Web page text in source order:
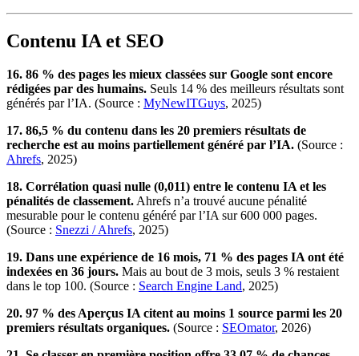
Contenu IA et SEO
16. 86 % des pages les mieux classées sur Google sont encore
rédigées par des humains. Seuls 14 % des meilleurs résultats sont
générés par l’IA. (Source : MyNewITGuys, 2025)
17. 86,5 % du contenu dans les 20 premiers résultats de
recherche est au moins partiellement généré par l’IA. (Source :
Ahrefs, 2025)
18. Corrélation quasi nulle (0,011) entre le contenu IA et les
pénalités de classement.Ahrefs n’a trouvé aucune pénalité
mesurable pour le contenu généré par l’IA sur 600 000 pages.
(Source : Snezzi / Ahrefs, 2025)
19. Dans une expérience de 16 mois, 71 % des pages IA ont été
indexées en 36 jours. Mais au bout de 3 mois, seuls 3 % restaient
dans le top 100. (Source : Search Engine Land, 2025)
20. 97 % des Aperçus IA citent au moins 1 source parmi les 20
premiers résultats organiques. (Source : SEOmator, 2026)